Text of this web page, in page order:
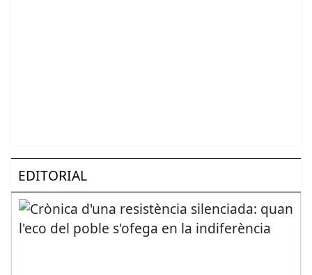
EDITORIAL